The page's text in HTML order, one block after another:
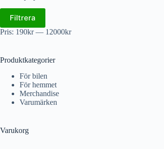
Filtrera
Pris: 190kr— 12000kr
Produktkategorier
För bilen
För hemmet
Merchandise
Varumärken
Varukorg